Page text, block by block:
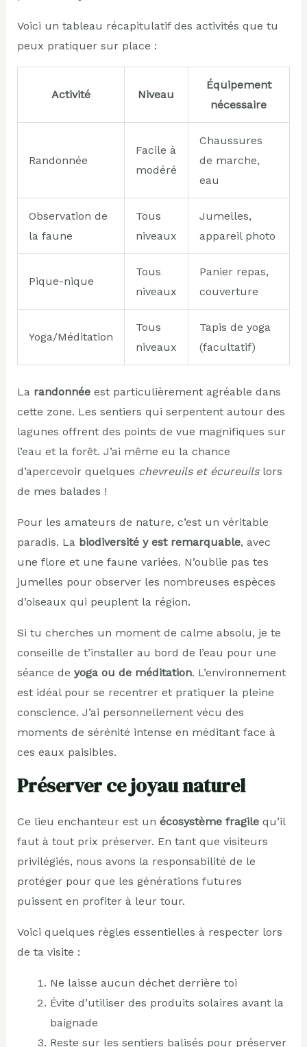
Voici un tableau récapitulatif des activités que tu
peux pratiquer sur place :
Activité Niveau
Équipement
nécessaire
Randonnée
Facile à
modéré
Chaussures
de marche,
eau
Observation de
la faune
Tous
niveaux
Jumelles,
appareil photo
Pique-nique
Tous
niveaux
Panier repas,
couverture
Yoga/Méditation
Tous
niveaux
Tapis de yoga
(facultatif)
La randonnéeest particulièrement agréable dans
cette zone. Les sentiers qui serpentent autour des
lagunes offrent des points de vue magnifiques sur
l’eau et la forêt. J’ai même eu la chance
d’apercevoir quelques chevreuils et écureuilslors
de mes balades !
Pour les amateurs de nature, c’est un véritable
paradis. La biodiversité y est remarquable, avec
une flore et une faune variées. N’oublie pas tes
jumelles pour observer les nombreuses espèces
d’oiseaux qui peuplent la région.
Si tu cherches un moment de calme absolu, je te
conseille de t’installer au bord de l’eau pour une
séance de yoga ou de méditation. L’environnement
est idéal pour se recentrer et pratiquer la pleine
conscience. J’ai personnellement vécu des
moments de sérénité intense en méditant face à
ces eaux paisibles.
Préserver ce joyau naturel
Ce lieu enchanteur est un écosystème fragilequ’il
faut à tout prix préserver. En tant que visiteurs
privilégiés, nous avons la responsabilité de le
protéger pour que les générations futures
puissent en profiter à leur tour.
Voici quelques règles essentielles à respecter lors
de ta visite :
Ne laisse aucun déchet derrière toi
Évite d’utiliser des produits solaires avant la
baignade
Reste sur les sentiers balisés pour préserver